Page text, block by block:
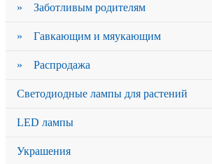
» Заботливым родителям
» Гавкающим и мяукающим
» Распродажа
Светодиодные лампы для растений
LED лампы
Украшения